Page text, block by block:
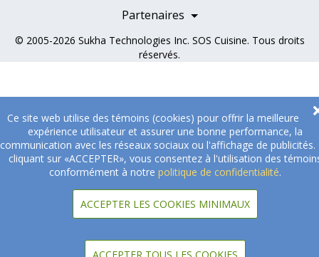
Ce site web utilise des témoins (cookies) pour offrir la meilleure
expérience utilisateur et assurer une bonne performance, la
communication avec les réseaux sociaux ou l'affichage de publicités.
cliquant sur «ACCEPTER», vous consentez à l'utilisation des
conformément à notre politique de confidentialité.
ACCEPTER LES COOKIES MINIMAUX
Partenaires
Professionnels de la santé
© 2005-2026 Sukha Technologies Inc. SOS Cuisine. Tous droits
réservés.